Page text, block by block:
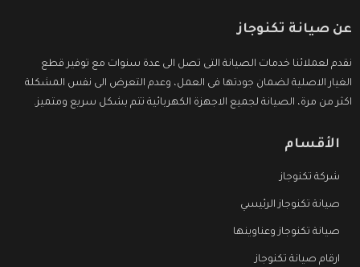
عن صيانة تكنوجاز
نقدم لعملائنا خدمات الصيانة التى تصل الى عدة سنوات مع توفير قطع
الغيار الاصلية لضمان جودتها فى العمل، وعدم التعرض الى نفس المشكلة
اكثر من مرة، الصيانة لجميع الاجهزة الكهربائية تتم بشكل سريع ومتميز.
الأقسام
شركة تكنوجاز
صيانة تكنوجاز الرئيسي
صيانة تكنوجاز وعناوينها
ارقام صيانة تكنوجاز